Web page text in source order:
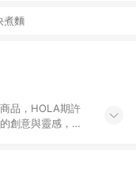
煮麵
品，HOLA期許
創意與靈感，並
個居家空間，輕